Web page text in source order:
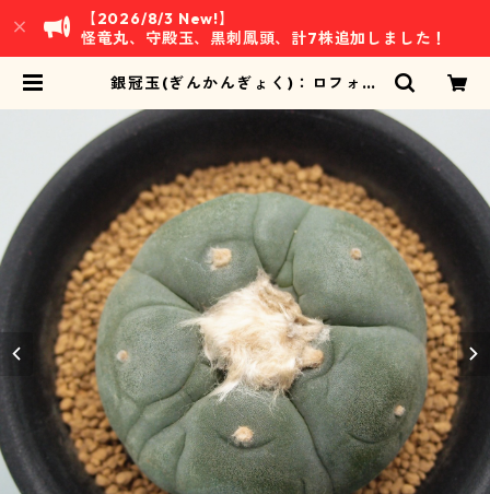
【2026/8/3 New!】
怪竜丸、守殿玉、黒刺鳳頭、計7株追加しました！
銀冠玉(ぎんかんぎょく)：ロフォフ